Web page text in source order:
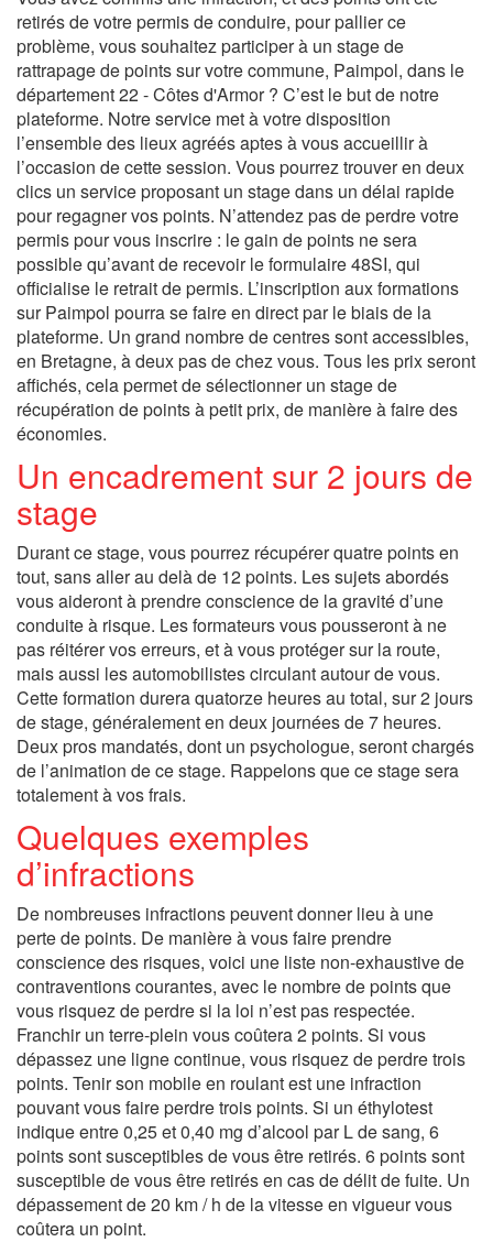
retirés de votre permis de conduire, pour pallier ce
problème, vous souhaitez participer à un stage de
rattrapage de points sur votre commune, Paimpol, dans le
département 22 - Côtes d'Armor ? C’est le but de notre
plateforme. Notre service met à votre disposition
l’ensemble des lieux agréés aptes à vous accueillir à
l’occasion de cette session. Vous pourrez trouver en deux
clics un service proposant un stage dans un délai rapide
pour regagner vos points. N’attendez pas de perdre votre
permis pour vous inscrire : le gain de points ne sera
possible qu’avant de recevoir le formulaire 48SI, qui
officialise le retrait de permis. L’inscription aux formations
sur Paimpol pourra se faire en direct par le biais de la
plateforme. Un grand nombre de centres sont accessibles,
en Bretagne, à deux pas de chez vous. Tous les prix seront
affichés, cela permet de sélectionner un stage de
récupération de points à petit prix, de manière à faire des
économies.
Un encadrement sur 2 jours de
stage
Durant ce stage, vous pourrez récupérer quatre points en
tout, sans aller au delà de 12 points. Les sujets abordés
vous aideront à prendre conscience de la gravité d’une
conduite à risque. Les formateurs vous pousseront à ne
pas réitérer vos erreurs, et à vous protéger sur la route,
mais aussi les automobilistes circulant autour de vous.
Cette formation durera quatorze heures au total, sur 2 jours
de stage, généralement en deux journées de 7 heures.
Deux pros mandatés, dont un psychologue, seront chargés
de l’animation de ce stage. Rappelons que ce stage sera
totalement à vos frais.
Quelques exemples
d’infractions
De nombreuses infractions peuvent donner lieu à une
perte de points. De manière à vous faire prendre
conscience des risques, voici une liste non-exhaustive de
contraventions courantes, avec le nombre de points que
vous risquez de perdre si la loi n’est pas respectée.
Franchir un terre-plein vous coûtera 2 points. Si vous
dépassez une ligne continue, vous risquez de perdre trois
points. Tenir son mobile en roulant est une infraction
pouvant vous faire perdre trois points. Si un éthylotest
indique entre 0,25 et 0,40 mg d’alcool par L de sang, 6
points sont susceptibles de vous être retirés. 6 points sont
susceptible de vous être retirés en cas de délit de fuite. Un
dépassement de 20 km / h de la vitesse en vigueur vous
coûtera un point.